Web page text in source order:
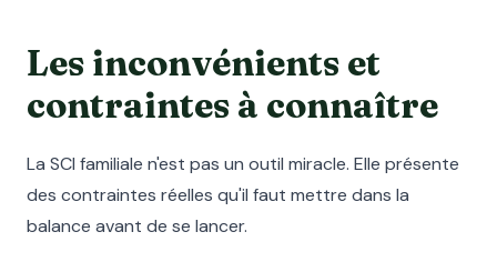
Les inconvénients et
contraintes à connaître
La SCI familiale n'est pas un outil miracle. Elle présente
des contraintes réelles qu'il faut mettre dans la
balance avant de se lancer.